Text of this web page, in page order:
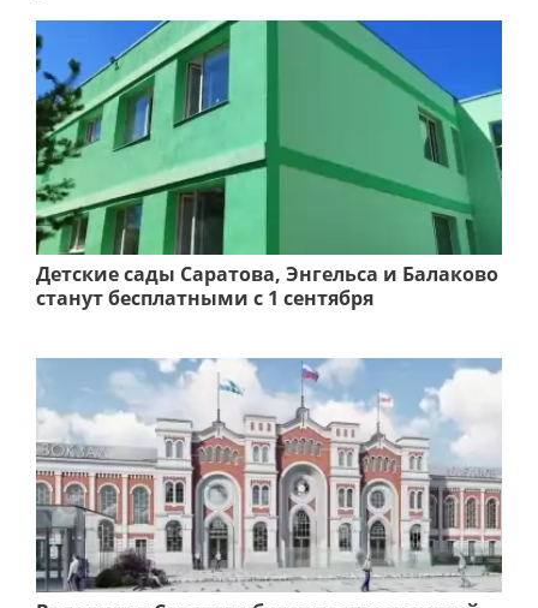
Детские сады Саратова, Энгельса и Балаково
станут бесплатными с 1 сентября